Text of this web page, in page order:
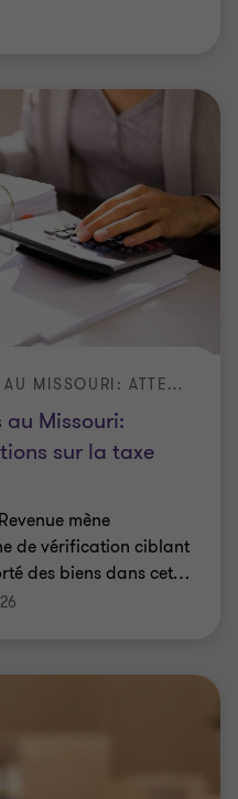
Missouri:
sur la taxe
IMPORTATIONS DE BIENS AU MISSOURI: ATTENTION AUX VÉRIFICATIONS SUR LA TAXE D’UTILISATION
mène
de vérification ciblant
des biens dans cet…